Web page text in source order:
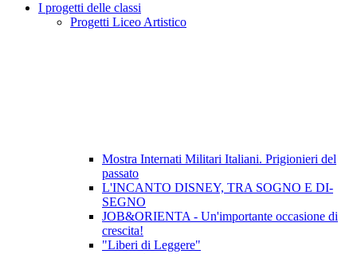
I progetti delle classi
Progetti Liceo Artistico
Mostra Internati Militari Italiani. Prigionieri del
passato
L'INCANTO DISNEY, TRA SOGNO E DI-
SEGNO
JOB&ORIENTA - Un'importante occasione di
crescita!
"Liberi di Leggere"